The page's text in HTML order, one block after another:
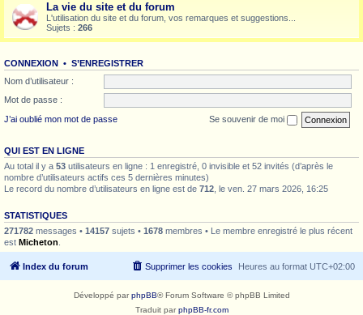
La vie du site et du forum
L'utilisation du site et du forum, vos remarques et suggestions...
Sujets : 266
CONNEXION • S’ENREGISTRER
Nom d’utilisateur :
Mot de passe :
J’ai oublié mon mot de passe
Se souvenir de moi
QUI EST EN LIGNE
Au total il y a 53 utilisateurs en ligne : 1 enregistré, 0 invisible et 52 invités (d’après le
nombre d’utilisateurs actifs ces 5 dernières minutes)
Le record du nombre d’utilisateurs en ligne est de 712 , le ven. 27 mars 2026, 16:25
STATISTIQUES
271782 messages • 14157 sujets • 1678 membres • Le membre enregistré le plus récent
est Micheton
Index du forum Heures au format UTC+02:00
Supprimer les cookies
Développé parphpBB® Forum Software © phpBB Limited
Traduit parphpBB-fr.com